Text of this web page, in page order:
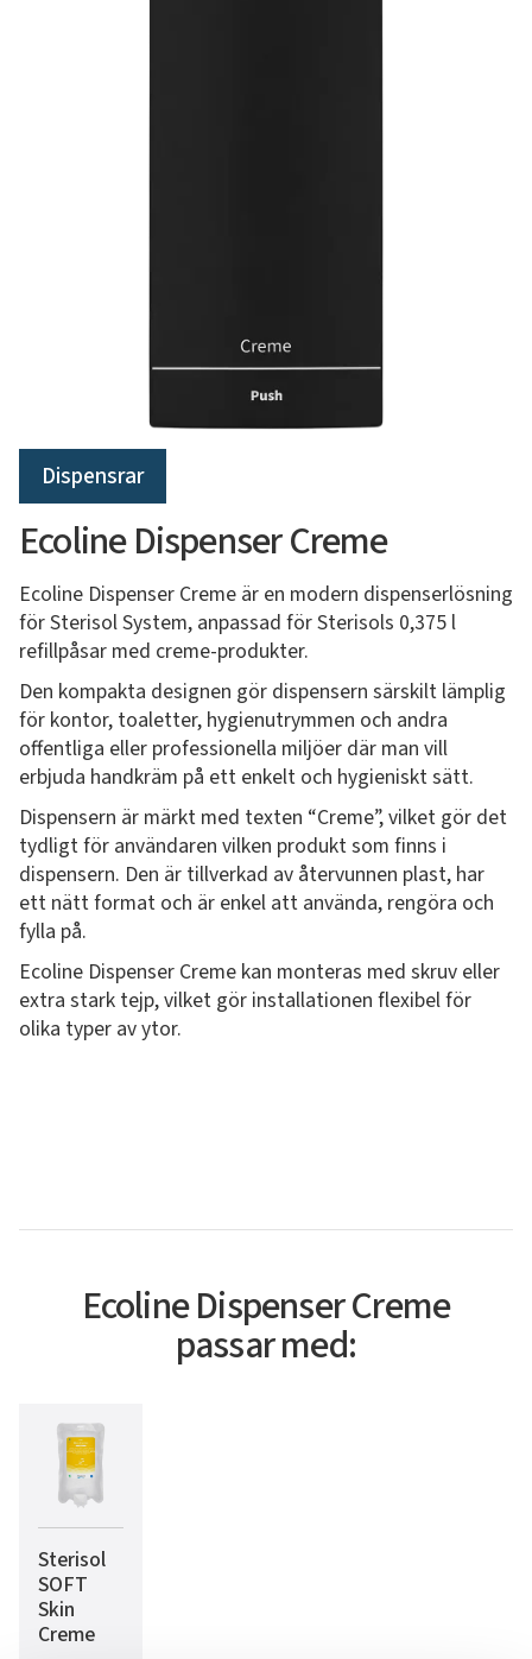
Dispensrar
Ecoline Dispenser Creme
Ecoline Dispenser Creme är en modern dispenserlösning
för Sterisol System, anpassad för Sterisols 0,375 l
refillpåsar med creme-produkter.
Den kompakta designen gör dispensern särskilt lämplig
för kontor, toaletter, hygienutrymmen och andra
offentliga eller professionella miljöer där man vill
erbjuda handkräm på ett enkelt och hygieniskt sätt.
Dispensern är märkt med texten “Creme”, vilket gör det
tydligt för användaren vilken produkt som finns i
dispensern. Den är tillverkad av återvunnen plast, har
ett nätt format och är enkel att använda, rengöra och
fylla på.
Ecoline Dispenser Creme kan monteras med skruv eller
extra stark tejp, vilket gör installationen flexibel för
olika typer av ytor.
Ecoline Dispenser Creme
passar med:
Sterisol
SOFT
Skin
Creme